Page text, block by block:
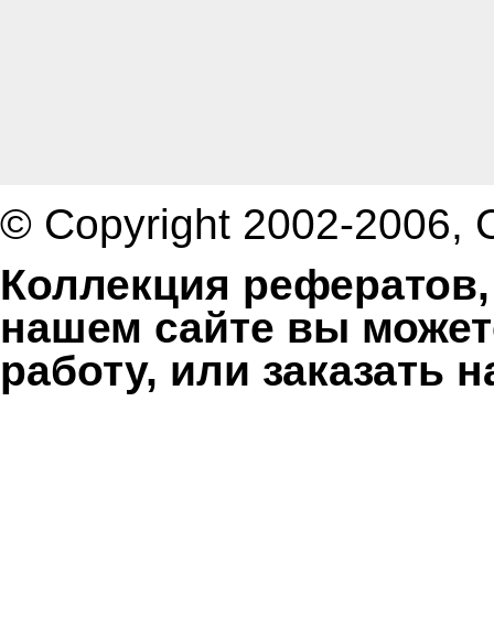
© Copyright 2002-2006,
Коллекция
нашем сайте вы
работу, или заказать